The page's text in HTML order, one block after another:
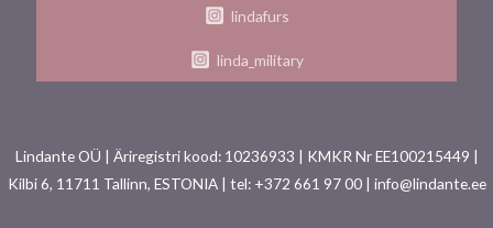
lindafurs
linda_military
Lindante OÜ | Äriregistri kood: 10236933 | KMKR Nr EE100215449 |
Kilbi 6, 11711 Tallinn, ESTONIA | tel: +372 661 97 00 | info@lindante.ee